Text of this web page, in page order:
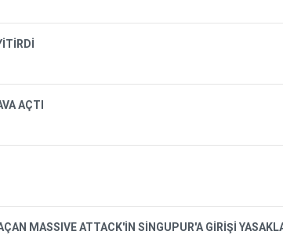
AÇTI
MASSIVE ATTACK'İN SİNGUPUR'A GİRİŞİ